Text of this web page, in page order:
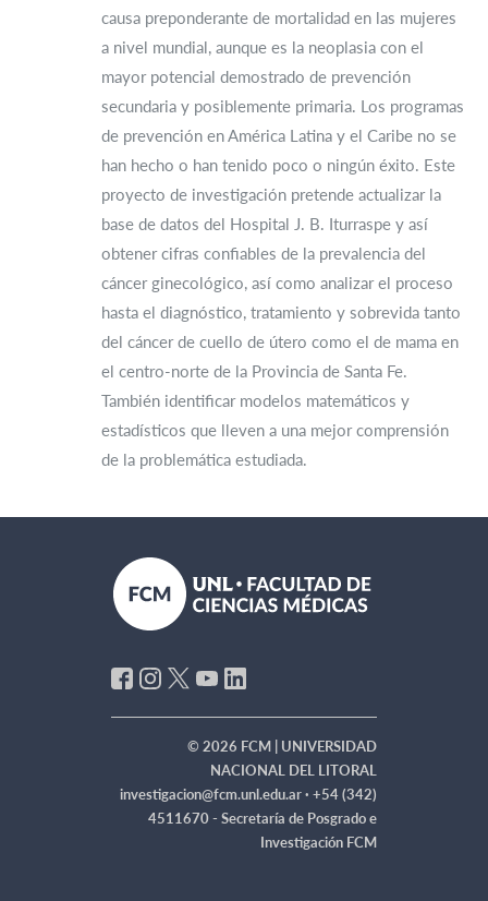
causa preponderante de mortalidad en las mujeres
a nivel mundial, aunque es la neoplasia con el
mayor potencial demostrado de prevención
secundaria y posiblemente primaria. Los programas
de prevención en América Latina y el Caribe no se
han hecho o han tenido poco o ningún éxito. Este
proyecto de investigación pretende actualizar la
base de datos del Hospital J. B. Iturraspe y así
obtener cifras confiables de la prevalencia del
cáncer ginecológico, así como analizar el proceso
hasta el diagnóstico, tratamiento y sobrevida tanto
del cáncer de cuello de útero como el de mama en
el centro-norte de la Provincia de Santa Fe.
También identificar modelos matemáticos y
estadísticos que lleven a una mejor comprensión
de la problemática estudiada.
© 2026 FCM | UNIVERSIDAD
NACIONAL DEL LITORAL
investigacion@fcm.unl.edu.ar ·+54 (342)
4511670 - Secretaría de Posgrado e
Investigación FCM